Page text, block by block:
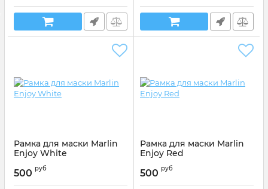
Рамка для маски Marlin
Enjoy White
Артикул:
500 руб
Рамка для маски Marlin
Enjoy Red
Артикул:
500 руб